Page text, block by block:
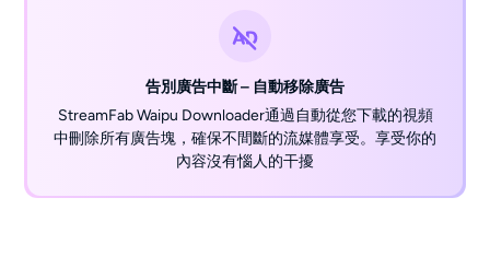
告別廣告中斷 – 自動移除廣告
StreamFab Waipu Downloader通過自動從您下載的視頻
中刪除所有廣告塊，確保不間斷的流媒體享受。享受你的
內容沒有惱人的干擾